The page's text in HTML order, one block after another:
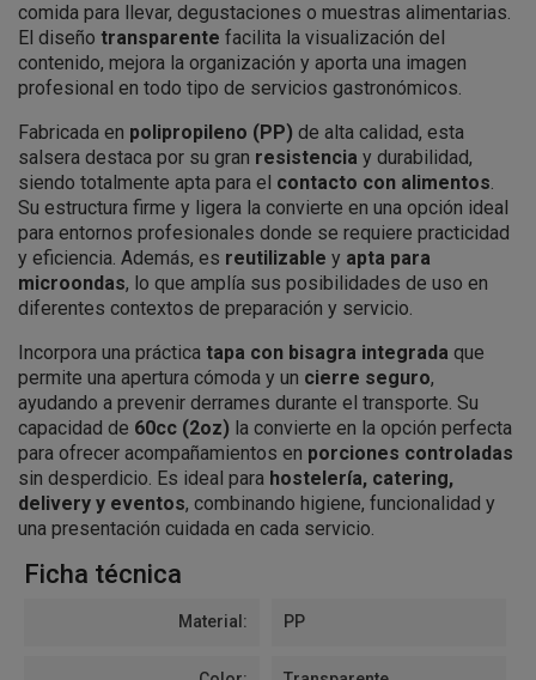
comida para llevar, degustaciones o muestras alimentarias.
El diseño transparente facilita la visualización del
contenido, mejora la organización y aporta una imagen
profesional en todo tipo de servicios gastronómicos.
Fabricada en polipropileno (PP) de alta calidad, esta
salsera destaca por su gran resistencia y durabilidad,
siendo totalmente apta para el contacto con alimentos.
Su estructura firme y ligera la convierte en una opción ideal
para entornos profesionales donde se requiere practicidad
y eficiencia. Además, es reutilizable y apta para
microondas, lo que amplía sus posibilidades de uso en
diferentes contextos de preparación y servicio.
Incorpora una práctica tapa con bisagra integrada que
permite una apertura cómoda y un cierre seguro,
ayudando a prevenir derrames durante el transporte. Su
capacidad de 60cc (2oz) la convierte en la opción perfecta
para ofrecer acompañamientos en porciones controladas
sin desperdicio. Es ideal para hostelería, catering,
delivery y eventos, combinando higiene, funcionalidad y
una presentación cuidada en cada servicio.
Ficha técnica
Material: PP